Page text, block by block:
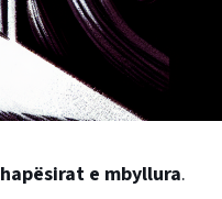
hapësirat e mbyllura.